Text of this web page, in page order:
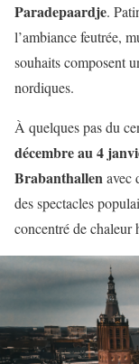
Paradepaardje.
l’ambiance feutrée,
souhaits composent
nordiques.
À quelques pas du
décembre au 4
Brabanthallenavec
des spectacles
concentré de chaleur